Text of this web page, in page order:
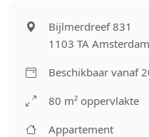
Bijlmerdreef 831
1103 TA Amsterdam
Beschikbaar vanaf
80 m² oppervlakte
Appartement